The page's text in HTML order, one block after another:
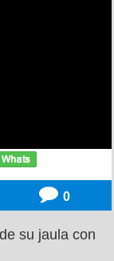
0
su jaula con